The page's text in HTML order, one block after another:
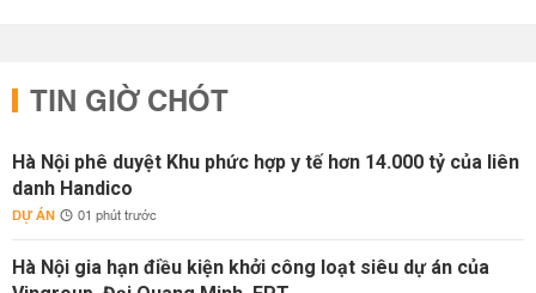
TIN GIỜ CHÓT
Hà Nội phê duyệt Khu phức hợp y tế hơn 14.000 tỷ của liên
danh Handico
DỰ ÁN 01 phút trước
Hà Nội gia hạn điều kiện khởi công loạt siêu dự án của